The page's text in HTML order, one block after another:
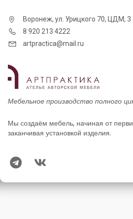
Наши профессиональные
пожелания клиента при
Воронеж, ул. Урицкого 70, ЦДМ, 3
8 920 213 4222
artpractica@mail.ru
Мебельное производство полного
Мы создаём мебель, начиная от
заканчивая установкой изделия.